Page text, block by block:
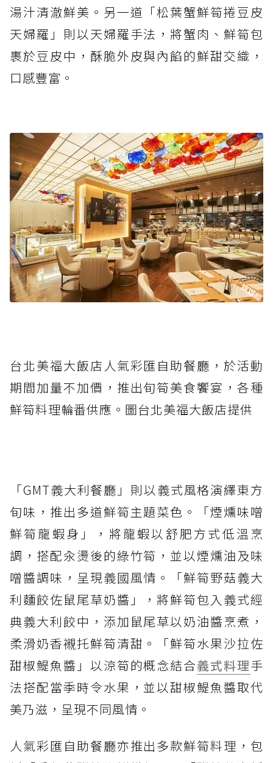
湯汁清澈鮮美。另一道「松葉蟹鮮筍捲豆皮
天婦羅」則以天婦羅手法，將蟹肉、鮮筍包
裹於豆皮中，酥脆外皮與內餡的鮮甜交織，
口感豐富。
台北美福大飯店人氣彩匯自助餐廳，於活動
期間加量不加價，推出旬筍美食饗宴，各種
鮮筍料理輪番供應。圖台北美福大飯店提供
「GMT義大利餐廳」則以義式風格演繹東方
旬味，推出多道鮮筍主題菜色。「煙燻味噌
鮮筍龍蝦身」，將龍蝦以舒肥方式低溫烹
調，搭配汆燙後的綠竹筍，並以煙燻油及味
噌醬調味，呈現義國風情。「鮮筍野菇義大
利麵餃佐鼠尾草奶醬」，將鮮筍包入義式經
典義大利餃中，添加鼠尾草以奶油醬烹煮，
柔滑奶香襯托鮮筍清甜。「鮮筍水果沙拉佐
甜椒鯷魚醬」以涼筍的概念結合義式料理手
法搭配當季時令水果，並以甜椒鯷魚醬取代
美乃滋，呈現不同風情。
人氣彩匯自助餐廳亦推出多款鮮筍料理，包